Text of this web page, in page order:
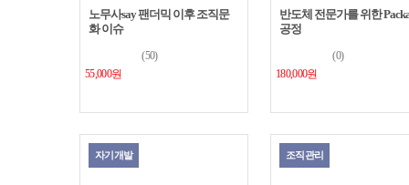
노무사say 팬더믹 이후 조직문
화 이슈
(50)
55,000원
반도체 전문가를 위한
공정
(0)
180,000원
자기개발 조직관리